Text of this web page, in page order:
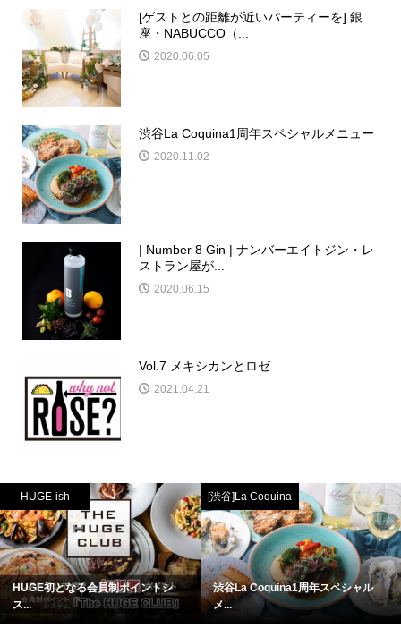
[ゲストとの距離が近いパーティーを] 銀
座・NABUCCO（...
2020.06.05
渋谷La Coquina1周年スペシャルメニュー
2020.11.02
| Number 8 Gin | ナンバーエイトジン・レ
ストラン屋が...
2020.06.15
Vol.7 メキシカンとロゼ
2021.04.21
HUGE-ish
HUGE初となる会員制ポイントシ
ス...
[渋谷]La Coquina
渋谷La Coquina1周年スペシャル
メ...